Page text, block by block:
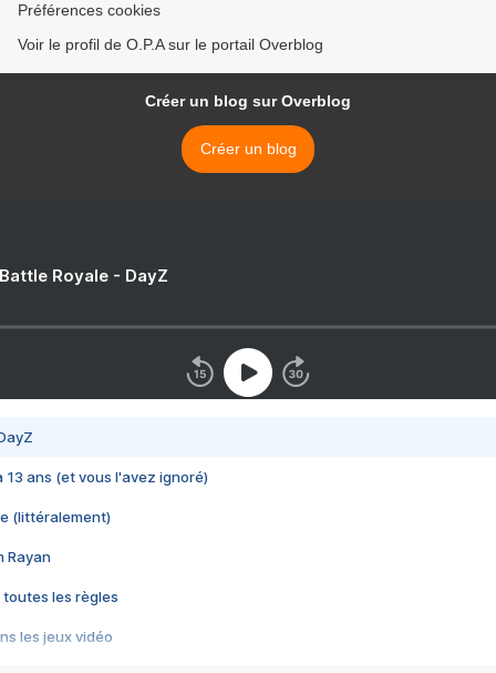
Préférences cookies
Voir le profil de O.P.A sur le portail Overblog
Créer un blog sur Overblog
Créer un blog
Royale - DayZ
13 ans (et vous l'avez ignoré)
(littéralement)
Rayan
toutes les règles
les jeux vidéo